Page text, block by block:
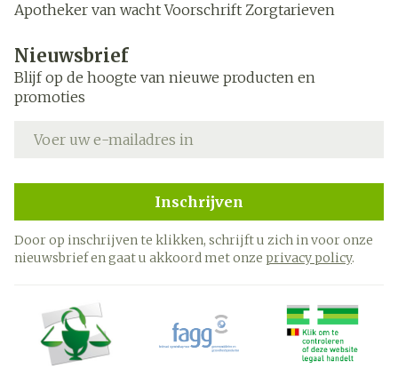
Apotheker van wacht Voorschrift Zorgtarieven
Nieuwsbrief
Blijf op de hoogte van nieuwe producten en
promoties
Inschrijven
Door op inschrijven te klikken, schrijft u zich in voor onze
nieuwsbrief en gaat u akkoord met onze privacy policy.